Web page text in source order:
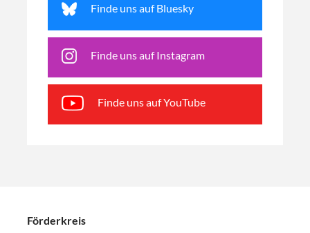
Finde uns auf Bluesky
Finde uns auf Instagram
Finde uns auf YouTube
Förderkreis